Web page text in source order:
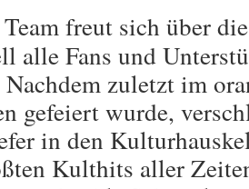
freut sich über
alle Fans und
Nachdem zuletzt im
gefeiert wurde,
in den
Kulthits aller